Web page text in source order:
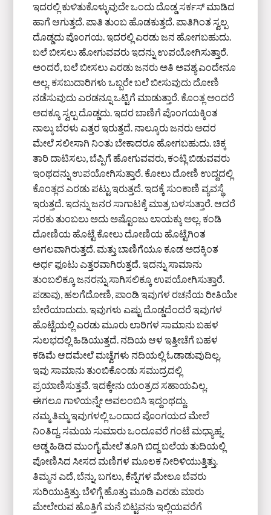
ಇದರಲ್ಲಿ ಕುಳಿತುಕೊಳ್ಳುವುದೇ ಒಂದು ದೊಡ್ಡ ಸರ್ಕಸ್‌ ಮಾಡಿದ
ಹಾಗೆ ಆಗುತ್ತದೆ. ಪಾತಿ ತುಂಬ ಹೊಡಕುತ್ತದೆ. ಪಾತಿಗಿಂತ ಸ್ವಲ್ಪ
ದೊಡ್ಡದು ಪೊಂಗಯ. ಇದರಲ್ಲಿ ಎರಡು ಜನ ಹೋಗಬಹುದು.
ಬಲೆ ಬೀಸಲು ಹೋಗುವವರು ಇದನ್ನು ಉಪಯೋಗಿಸುತ್ತಾರೆ.
ಅಂದರೆ, ಬಲೆ ಬೀಸಲು ಎರಡು ಜನರು ಅತಿ ಅವಶ್ಯ ಎಂದೇನೂ
ಅಲ್ಲ. ಕಸಬುದಾರಿಗಳು ಒಬ್ಬರೇ ಬಲೆ ಬೀಸುವುದು ದೋಣಿ
ನಡೆಸುವುದು ಎರಡನ್ನೂ ಒಟ್ಟಿಗೆ ಮಾಡುತ್ತಾರೆ. ಕೊಂತ್ಲ ಅಂದರೆ
ಅದಕ್ಕೂ ಸ್ವಲ್ಪ ದೊಡ್ಡದು. ಇದರ ಬಾಣಿಗೆ ಪೊಂಗಯಕ್ಕಿಂತ
ನಾಲ್ಕು ಬೆರಳು ಎತ್ತರ ಇರುತ್ತದೆ. ನಾಲ್ಕೂರು ಜನರು ಅದರ
ಮೇಲೆ ಸಲೀಸಾಗಿ ನಿಂತು ಬೇಕಾದರೂ ಹೋಗಬಹುದು. ಚಿಕ್ಕ
ತಾರಿ ದಾಟಿಸಲು, ಬೆಪ್ಪಿಗೆ ಹೋಗುವವರು, ಕಂಟ್ಲಿ ಬಿಡುವವರು
ಇಂಥದನ್ನು ಉಪಯೋಗಿಸುತ್ತಾರೆ. ಕೋಲು ದೋಣಿ ಉದ್ದದಲ್ಲಿ
ಕೊಂತ್ಲದ ಎರಡು ಪಟ್ಟು ಇರುತ್ತದೆ. ಇದಕ್ಕೆ ಸುಂಕಾಣಿ ವ್ಯವಸ್ಥೆ
ಇರುತ್ತದೆ. ಇದನ್ನು ಜನರ ಸಾಗಾಟಕ್ಕೆ ಮಾತ್ರ ಬಳಸುತ್ತಾರೆ. ಆದರೆ
ಸರಕು ತುಂಬಲು ಅದು ಅಷ್ಟೊಂಜು ಲಾಯಕ್ಕು ಅಲ್ಲ. ಕಂಡಿ
ದೋಣಿಯ ಹೊಟ್ಟೆ ಕೋಲು ದೋಣಿಯ ಹೊಟ್ಟೆಗಿಂತ
ಅಗಲವಾಗಿರುತ್ತದೆ. ಮತ್ತು ಬಾಣಿಗೆಯೂ ಕೂಡ ಅದಕ್ಕಿಂತ
ಅರ್ಧ ಫೂಟು ಎತ್ತರವಾಗಿರುತ್ತದೆ. ಇದನ್ನು ಸಾಮಾನು
ತುಂಬಲಿಕ್ಕೂ ಜನರನ್ನು ಸಾಗಿಸಲಿಕ್ಕೂ ಉಪಯೋಗಿಸುತ್ತಾರೆ.
ಪಡಾವು, ಹಲಗೆದೋಣಿ, ಪಾಂಡಿ ಇವುಗಳ ರಚನೆಯ ರೀತಿಯೇ
ಬೇರೆಯಾದುದು. ಇವುಗಳು ಎಷ್ಟು ದೊಡ್ಡದೆಂದರೆ ಇವುಗಳ
ಹೊಟ್ಟೆಯಲ್ಲಿ ಎರಡು ಮೂರು ಲಾರಿಗಳ ಸಾಮಾನು ಬಹಳ
ಸುಲಭದಲ್ಲಿ ಹಿಡಿಯುತ್ತದೆ. ನದಿಯ ಆಳ ಇತ್ತೀಚೆಗೆ ಬಹಳ
ಕಡಿಮೆ ಆದಮೇಲೆ ಮಚ್ವೆಗಳು ನದಿಯಲ್ಲಿ ಓಡಾಡುವುದಿಲ್ಲ.
ಇವು ಸಾಮಾನು ತುಂಬಿಕೊಂಡು ಸಮುದ್ರದಲ್ಲಿ
ಪ್ರಯಾಣಿಸುತ್ತವೆ. ಇದಕ್ಕೇನು ಯಂತ್ರದ ಸಹಾಯವಿಲ್ಲ.
ಈಗಲೂ ಗಾಳಿಯನ್ನೇ ಅವಲಂಬಿಸಿ ಇದ್ದಂಥದ್ದು.
ನಮ್ಮ ತಿಮ್ಮ ಇವುಗಳಲ್ಲಿ ಒಂದಾದ ಪೊಂಗಯದ ಮೇಲೆ
ನಿಂತಿದ್ದ. ಸಮಯ ಸುಮಾರು ಒಂದೂವರೆ ಗಂಟೆ ಮಧ್ಯಾಹ್ನ.
ಅಡ್ಡ ಹಿಡಿದ ಮುಂಗೈ ಮೇಲೆ ತೂಗಿ ಬಿದ್ದ ಬಲೆಯ ತುದಿಯಲ್ಲಿ
ಪೋಣಿಸಿದ ಸೀಸದ ಮಣಿಗಳ ಮೂಲಕ ನೀರಿಳಿಯುತ್ತಿತ್ತು.
ತಿಮ್ಮನ ಎದೆ, ಬೆನ್ನು, ಬಗಲು, ಕೆನ್ನೆಗಳ ಮೇಲೂ ಬೆವರು
ಸುರಿಯುತ್ತಿತ್ತು. ಬೆಳಿಗ್ಗೆ ಹೊತ್ತು ಮೂಡಿ ಎರಡು ಮಾರು
ಮೇಲೇರುವ ಹೊತ್ತಿಗೆ ಮನೆ ಬಿಟ್ಟವನು ಇಲ್ಲಿಯವರೆಗೆ